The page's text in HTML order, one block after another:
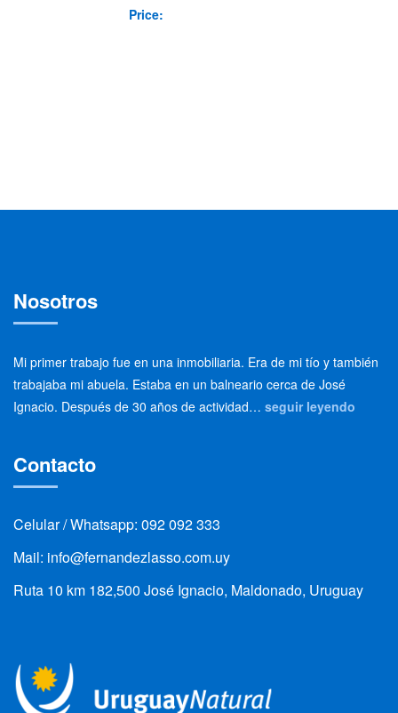
Price:
Nosotros
Mi primer trabajo fue en una inmobiliaria. Era de mi tío y también
trabajaba mi abuela. Estaba en un balneario cerca de José
Ignacio. Después de 30 años de actividad… seguir leyendo
Contacto
Celular / Whatsapp: 092 092 333
Mail: info@fernandezlasso.com.uy
Ruta 10 km 182,500 José Ignacio, Maldonado, Uruguay